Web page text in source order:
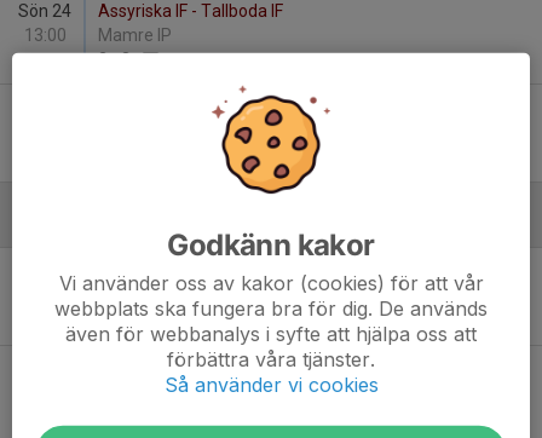
Sön 24
13:00
Assyriska IF - Tallboda IF
Mamre IP
2-3
Linghems SK - Assyriska IF
Fre 5
18:30
Assyriska IF - Simonstorps IF
Mamre IP
2- 2
FF Jaguar Norrköping - Assyriska IF
Borgsmo IP
Godkänn kakor
Vi använder oss av kakor (cookies) för att vår
webbplats ska fungera bra för dig. De används
även för webbanalys i syfte att hjälpa oss att
förbättra våra tjänster.
Så använder vi cookies